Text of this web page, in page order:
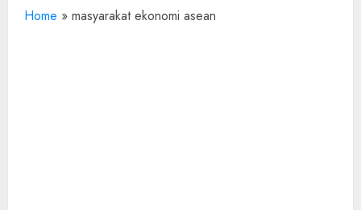
Home » masyarakat ekonomi asean